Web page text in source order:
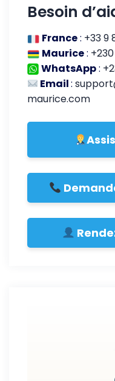
Besoin
France: +33 9
Maurice:
WhatsApp:
Email:
maurice.com